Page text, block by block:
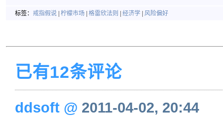
标签： 戒指假说 柠檬市场 格雷欣法则 经济学 风险偏好
已有12条评论
ddsoft @ 2011-04-02, 20:44